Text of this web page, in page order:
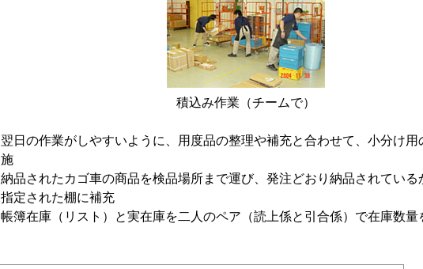
積込み作業（チームで）
翌日の作業がしやすいように、用度品の整理や補充と合わせて、小分け
施
納品されたカゴ車の商品を検品場所まで運び、発注どおり納品されている
指定された棚に補充
帳簿在庫（リスト）と実在庫を二人のペア（読上係と引合係）で在庫数量